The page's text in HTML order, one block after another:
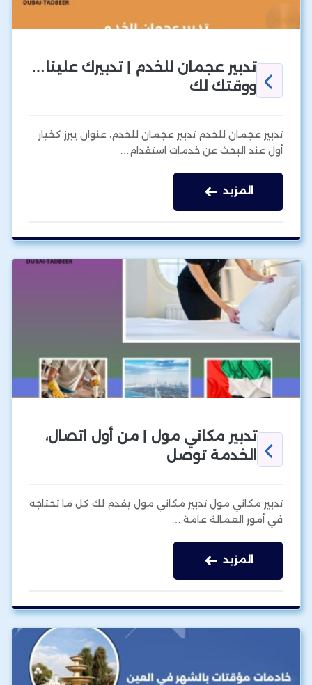
تدبير عجمان للخدم | تدبيرك علينا…
ووقتك لك
تدبير عجمان للخدم تدبير عجمان للخدم، عنوان يبرز كخيار
أول عند البحث عن خدمات استقدام…
المزيد
تدبير مكاني مول | من أول اتصال،
الخدمة توصل
تدبير مكاني مول تدبير مكاني مول يقدم لك كل ما تحتاجه
في أمور العمالة عامة،…
المزيد